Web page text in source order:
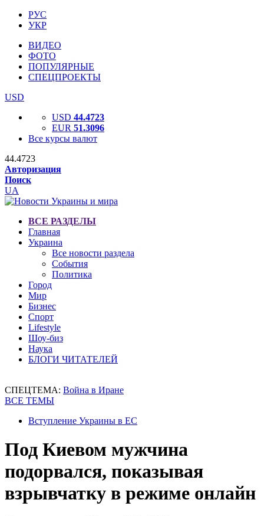
РУС
УКР
ВИДЕО
ФОТО
ПОПУЛЯРНЫЕ
СПЕЦПРОЕКТЫ
USD
USD 44.4723
EUR 51.3096
Все курсы валют
44.4723
Авторизация
Поиск
UA
ВСЕ РАЗДЕЛЫ
Главная
Украина
Все новости раздела
События
Политика
Город
Мир
Бизнес
Спорт
Lifestyle
Шоу-биз
Наука
БЛОГИ ЧИТАТЕЛЕЙ
СПЕЦТЕМА: Война в Иране
ВСЕ ТЕМЫ
Вступление Украины в ЕС
Под Киевом мужчина
подорвался, показывая
взрывчатку в режиме онлайн